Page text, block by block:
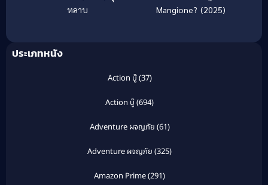
หลาบ
Mangione? (2025)
ประเภทหนัง
Action บู๊(37)
Action บู๊(694)
Adventure ผจญภัย (61)
Adventure ผจญภัย (325)
Amazon Prime(291)